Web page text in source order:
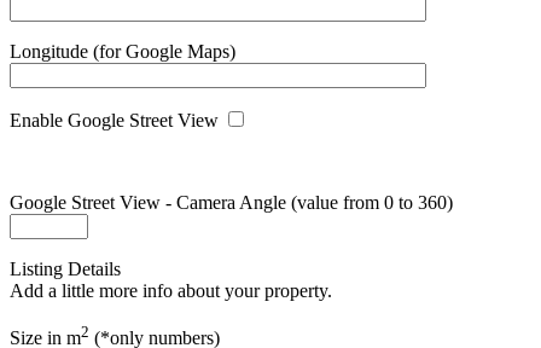
Longitude (for Google Maps)
Enable Google Street View
Google Street View - Camera Angle (value from 0 to 360)
Listing Details
Add a little more info about your property.
Size in m2 (*only numbers)